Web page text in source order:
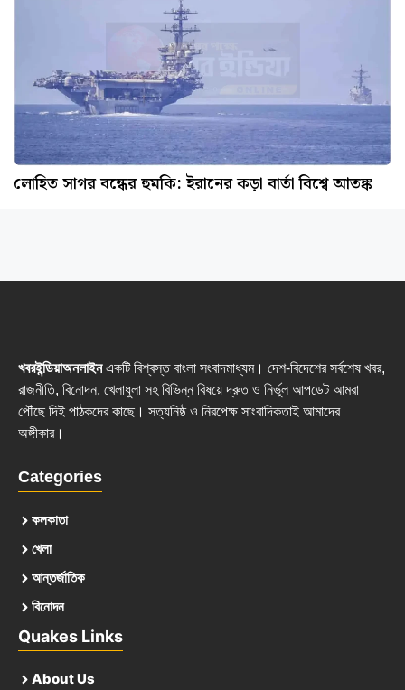
লোহিত সাগর বন্ধের হুমকি: ইরানের কড়া বার্তা বিশ্বে আতঙ্ক
খবরইন্ডিয়াঅনলাইনএকটি বিশ্বস্ত বাংলা সংবাদমাধ্যম। দেশ-বিদেশের সর্বশেষ খবর,
রাজনীতি, বিনোদন, খেলাধুলা সহ বিভিন্ন বিষয়ে দ্রুত ও নির্ভুল আপডেট আমরা
পৌঁছে দিই পাঠকদের কাছে। সত্যনিষ্ঠ ও নিরপেক্ষ সাংবাদিকতাই আমাদের
অঙ্গীকার।
Categories
কলকাতা
খেলা
আন্তর্জাতিক
বিনোদন
Quakes Links
About Us